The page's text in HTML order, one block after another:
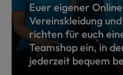
Euer eigener
Vereinskleidung
richten für euch
Teamshop ein, in
jederzeit bequem